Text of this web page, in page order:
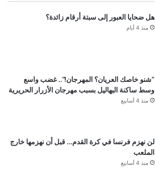
هل ضحايا العبور إلى سبتة أرقام زائدة؟
منذ 4 أيام
“شنو خاصك العريان؟ المهرجان!”.. غضب واسع
وسط ساكنة البهاليل بسبب مهرجان الأزرار الحريرية
منذ 4 أسابيع
لن نهزم فرنسا في كرة القدم… قبل أن نهزمها خارج
الملعب
منذ 4 أسابيع